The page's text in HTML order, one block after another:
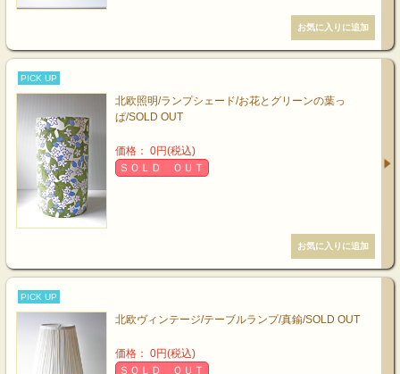
PICK UP
北欧照明/ランプシェード/お花とグリーンの葉っ
ぱ/SOLD OUT
価格： 0円(税込)
ＳＯＬＤ ＯＵＴ
PICK UP
北欧ヴィンテージ/テーブルランプ/真鍮/SOLD OUT
価格： 0円(税込)
ＳＯＬＤ ＯＵＴ